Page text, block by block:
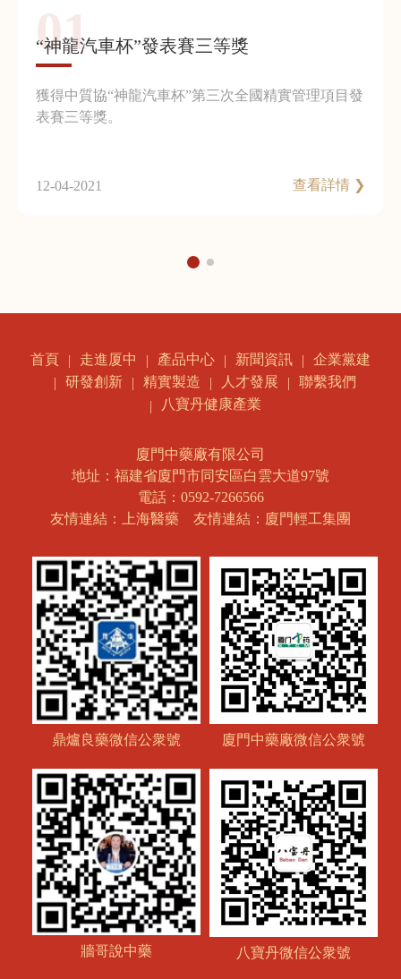
01
“神龍汽車杯”發表賽三等獎
獲得中質協“神龍汽車杯”第三次全國精實管理項目發
表賽三等獎。
12-04-2021 查看詳情 ❯
首頁 走進厦中 產品中心 新聞資訊
企業黨建
研發創新
精實製造 人才發展
聯繫我們
八寶丹健康產業
廈門中藥廠有限公司
地址：福建省廈門市同安區白雲大道97號
電話：0592-7266566
友情連結：上海醫藥
友情連結：廈門輕工集團
鼎爐良藥微信公衆號 廈門中藥廠微信公衆號
牆哥說中藥 八寶丹微信公衆號